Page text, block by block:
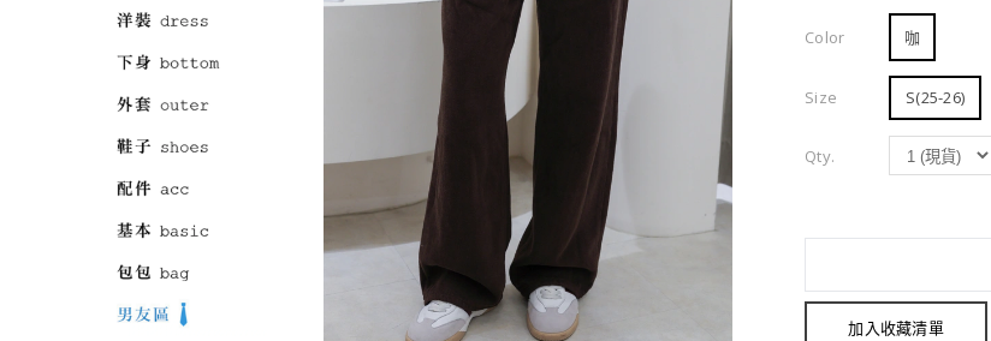
Color 咖
Size S(25-26)
Qty.
加入收藏清單